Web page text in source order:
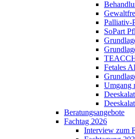
Palliativ-
SoPart
Fetales
Umgang
Beratungsangebote
Fachtag 2026
Interview zum